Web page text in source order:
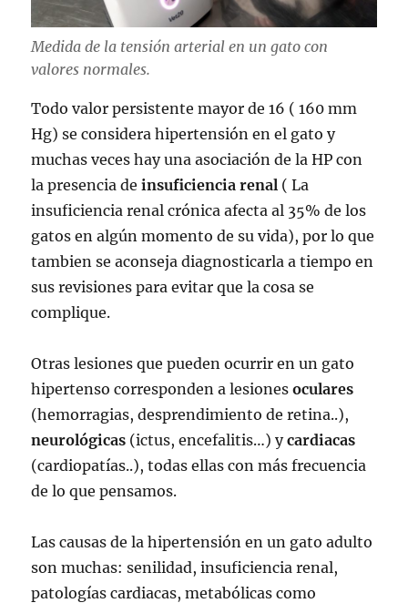
Medida de la tensión arterial en un gato con
valores normales.
Todo valor persistente mayor de 16 ( 160 mm
Hg) se considera hipertensión en el gato y
muchas veces hay una asociación de la HP con
la presencia deinsuficiencia renal ( La
insuficiencia renal crónica afecta al 35% de los
gatos en algún momento de su vida), por lo que
tambien se aconseja diagnosticarla a tiempo en
sus revisiones para evitar que la cosa se
complique.
Otras lesiones que pueden ocurrir en un gato
hipertenso corresponden a lesionesoculares
(hemorragias, desprendimiento de retina..),
neurológicas (ictus, encefalitis…) ycardiacas
(cardiopatías..), todas ellas con más frecuencia
de lo que pensamos.
Las causas de la hipertensión en un gato adulto
son muchas: senilidad, insuficiencia renal,
patologías cardiacas, metabólicas como